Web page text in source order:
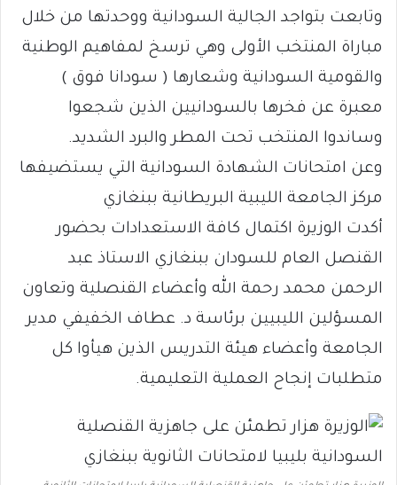
وتابعت بتواجد الجالية السودانية ووحدتها من خلال
مباراة المنتخب الأولى وهي ترسخ لمفاهيم الوطنية
والقومية السودانية وشعارها ( سودانا فوق )
معبرة عن فخرها بالسودانيين الذين شجعوا
وساندوا المنتخب تحت المطر والبرد الشديد.
وعن امتحانات الشهادة السودانية التي يستضيفها
مركز الجامعة الليبية البريطانية ببنغازي
أكدت الوزيرة اكتمال كافة الاستعدادات بحضور
القنصل العام للسودان ببنغازي الاستاذ عبد
الرحمن محمد رحمة الله وأعضاء القنصلية وتعاون
المسؤلين الليبيين برئاسة د. عطاف الخفيفي مدير
الجامعة وأعضاء هيئة التدريس الذين هيأوا كل
متطلبات إنجاح العملية التعليمية.